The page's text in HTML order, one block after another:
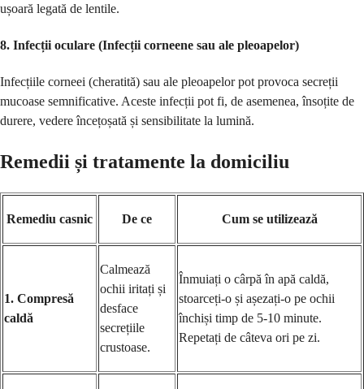
ușoară legată de lentile.
8. Infecții oculare (Infecții corneene sau ale pleoapelor)
Infecțiile corneei (cheratită) sau ale pleoapelor pot provoca secreții
mucoase semnificative. Aceste infecții pot fi, de asemenea, însoțite de
durere, vedere încețoșată și sensibilitate la lumină.
Remedii și tratamente la domiciliu
Remediu casnic De ce Cum se utilizează
1. Compresă
caldă
Calmează
ochii iritați și
desface
secrețiile
crustoase.
Înmuiați o cârpă în apă caldă,
stoarceți-o și așezați-o pe ochii
închiși timp de 5-10 minute.
Repetați de câteva ori pe zi.